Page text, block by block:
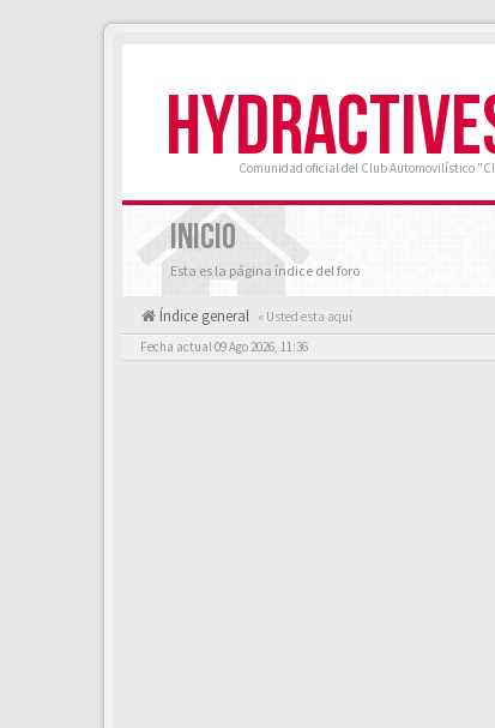
Comunidad oficial del Club Automovilístico
INICIO
Esta es la página índice del foro
Índice general « Usted esta aquí
Fecha actual 09 Ago 2026, 11:36